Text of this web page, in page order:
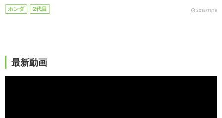
ホンダ 2代目 2018/11/19
最新動画